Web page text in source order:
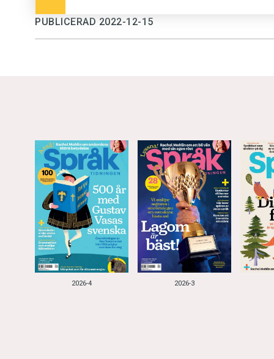
PUBLICERAD 2022-12-15
2026-4 2026-3